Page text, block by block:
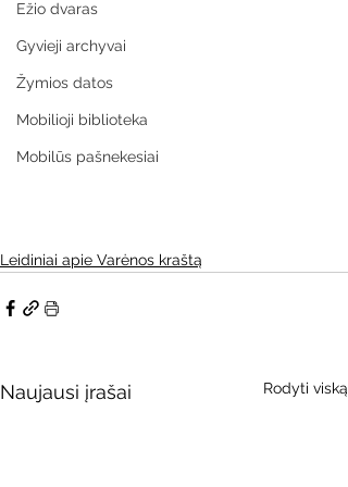
Ežio dvaras
Gyvieji archyvai
Žymios datos
Mobilioji biblioteka
Mobilūs pašnekesiai
Leidiniai apie Varėnos kraštą
Naujausi įrašai Rodyti viską